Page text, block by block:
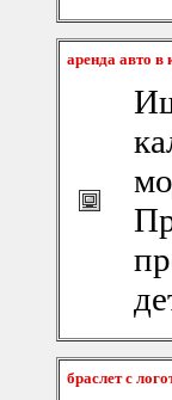
аренда авто в
браслет с